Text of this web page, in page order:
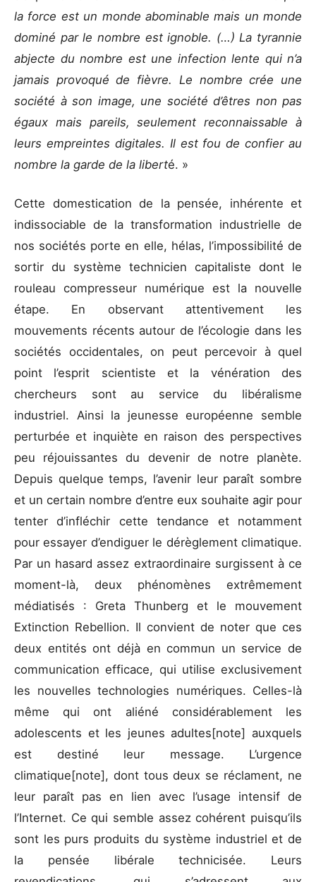
la force est un monde abominable mais un monde
dominé par le nombre est ignoble. (…) La tyrannie
abjecte du nombre est une infection lente qui n’a
jamais provoqué de fièvre. Le nombre crée une
société à son image, une société d’êtres non pas
égaux mais pareils, seulement reconnaissable à
leurs empreintes digitales. Il est fou de confier au
nombre la garde de la liberté. »
Cette domestication de la pensée, inhérente et
indissociable de la transformation industrielle de
nos sociétés porte en elle, hélas, l’impossibilité de
sortir du système technicien capitaliste dont le
rouleau compresseur numérique est la nouvelle
étape. En observant attentivement les
mouvements récents autour de l’écologie dans les
sociétés occidentales, on peut percevoir à quel
point l’esprit scientiste et la vénération des
chercheurs sont au service du libéralisme
industriel. Ainsi la jeunesse européenne semble
perturbée et inquiète en raison des perspectives
peu réjouissantes du devenir de notre planète.
Depuis quelque temps, l’avenir leur paraît sombre
et un certain nombre d’entre eux souhaite agir pour
tenter d’infléchir cette tendance et notamment
pour essayer d’endiguer le dérèglement climatique.
Par un hasard assez extraordinaire surgissent à ce
moment-là, deux phénomènes extrêmement
médiatisés : Greta Thunberg et le mouvement
Extinction Rebellion. Il convient de noter que ces
deux entités ont déjà en commun un service de
communication efficace, qui utilise exclusivement
les nouvelles technologies numériques. Celles-là
même qui ont aliéné considérablement les
adolescents et les jeunes adultes[note] auxquels
est destiné leur message. L’urgence
climatique[note], dont tous deux se réclament, ne
leur paraît pas en lien avec l’usage intensif de
l’Internet. Ce qui semble assez cohérent puisqu’ils
sont les purs produits du système industriel et de
la pensée libérale technicisée. Leurs